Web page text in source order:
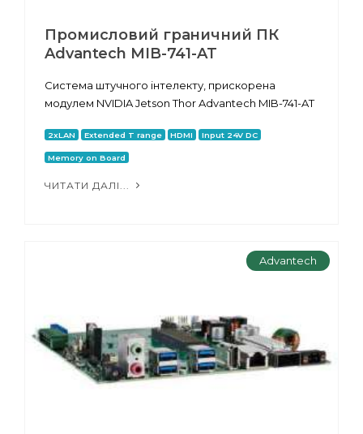
Промисловий граничний ПК
Advantech MIB-741-AT
Система штучного інтелекту, прискорена
модулем NVIDIA Jetson Thor Advantech MIB-741-AT
2xLAN Extended T range HDMI Input 24V DC
Memory on Board
ЧИТАТИ ДАЛІ...
Advantech